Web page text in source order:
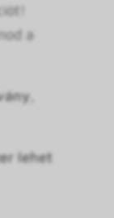
a
lehet